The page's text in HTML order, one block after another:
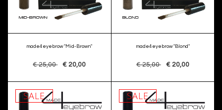
made4eyebrow "Mid-Brown"
€ 25,00 € 20,00
made4eyebrow "Blond"
€ 25,00 € 20,00
SALE SALE